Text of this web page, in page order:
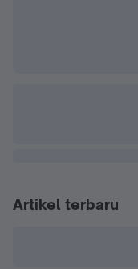
Artikel terbaru